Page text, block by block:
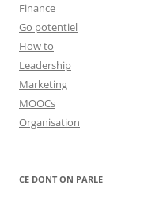
Finance
Go potentiel
How to
Leadership
Marketing
MOOCs
Organisation
CE DONT ON PARLE